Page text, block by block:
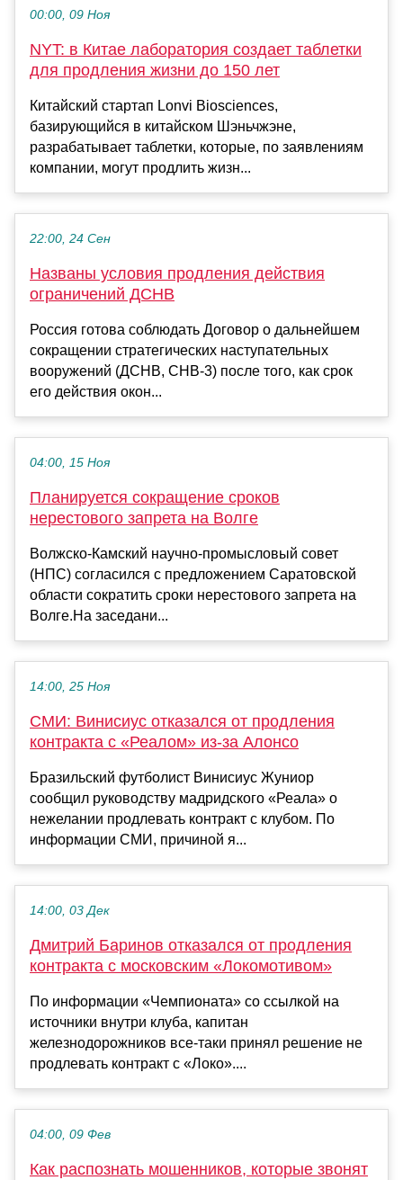
00:00, 09 Ноя
NYT: в Китае лаборатория создает таблетки
для продления жизни до 150 лет
Китайский стартап Lonvi Biosciences,
базирующийся в китайском Шэньчжэне,
разрабатывает таблетки, которые, по заявлениям
компании, могут продлить жизн...
22:00, 24 Сен
Названы условия продления действия
ограничений ДСНВ
Россия готова соблюдать Договор о дальнейшем
сокращении стратегических наступательных
вооружений (ДСНВ, СНВ-3) после того, как срок
его действия окон...
04:00, 15 Ноя
Планируется сокращение сроков
нерестового запрета на Волге
Волжско-Камский научно-промысловый совет
(НПС) согласился с предложением Саратовской
области сократить сроки нерестового запрета на
Волге.На заседани...
14:00, 25 Ноя
СМИ: Винисиус отказался от продления
контракта с «Реалом» из-за Алонсо
Бразильский футболист Винисиус Жуниор
сообщил руководству мадридского «Реала» о
нежелании продлевать контракт с клубом. По
информации СМИ, причиной я...
14:00, 03 Дек
Дмитрий Баринов отказался от продления
контракта с московским «Локомотивом»
По информации «Чемпионата» со ссылкой на
источники внутри клуба, капитан
железнодорожников все-таки принял решение не
продлевать контракт с «Локо»....
04:00, 09 Фев
Как распознать мошенников, которые звонят